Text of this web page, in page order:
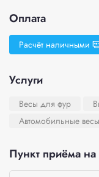
Оплата
Расчёт наличными
Услуги
Весы для фур
Автомобильные весы
Пункт приёма на